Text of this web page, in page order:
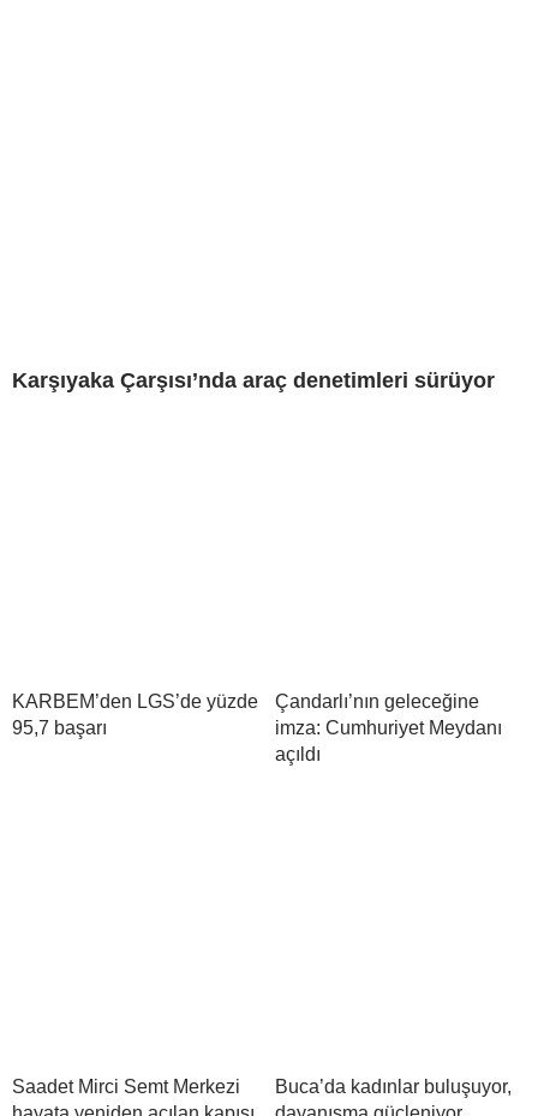
Karşıyaka Çarşısı’nda araç denetimleri sürüyor
KARBEM’den LGS’de yüzde
95,7 başarı
Çandarlı’nın geleceğine
imza: Cumhuriyet Meydanı
açıldı
Saadet Mirci Semt Merkezi
Buca’da kadınlar buluşuyor,